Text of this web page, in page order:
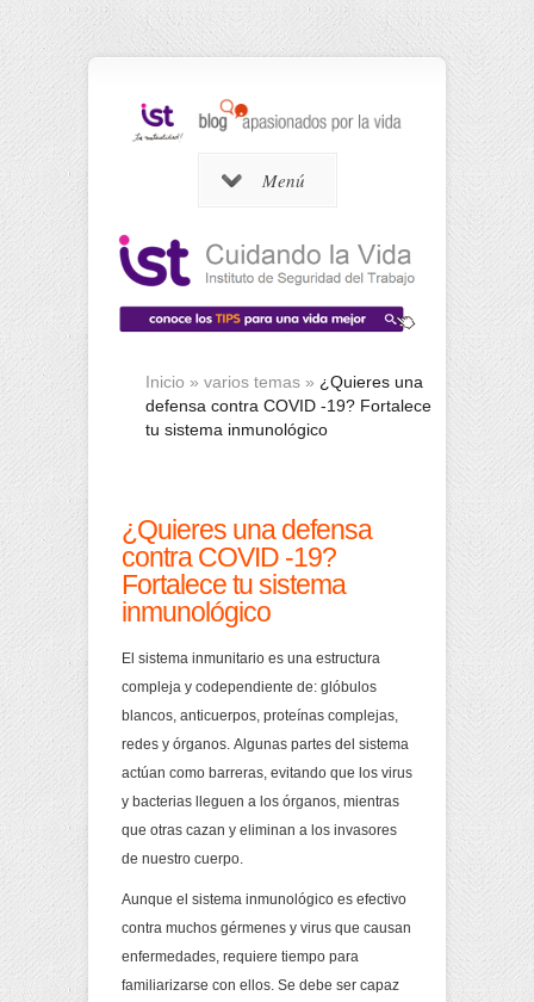
Menú
Inicio » varios temas » ¿Quieres una
defensa contra COVID -19? Fortalece
tu sistema inmunológico
¿Quieres una defensa
contra COVID -19?
Fortalece tu sistema
inmunológico
El sistema inmunitario es una estructura
compleja y codependiente de: glóbulos
blancos, anticuerpos, proteínas complejas,
redes y órganos. Algunas partes del sistema
actúan como barreras, evitando que los virus
y bacterias lleguen a los órganos, mientras
que otras cazan y eliminan a los invasores
de nuestro cuerpo.
Aunque el sistema inmunológico es efectivo
contra muchos gérmenes y virus que causan
enfermedades, requiere tiempo para
familiarizarse con ellos. Se debe ser capaz